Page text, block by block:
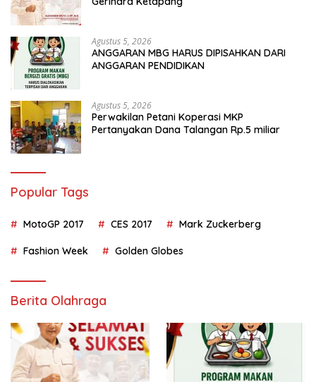
Agustus 5, 2026
ANGGARAN MBG HARUS DIPISAHKAN DARI
ANGGARAN PENDIDIKAN
Agustus 5, 2026
Perwakilan Petani Koperasi MKP
Pertanyakan Dana Talangan Rp.5 miliar
Popular Tags
MotoGP 2017 CES 2017 Mark Zuckerberg
Fashion Week Golden Globes
Berita Olahraga